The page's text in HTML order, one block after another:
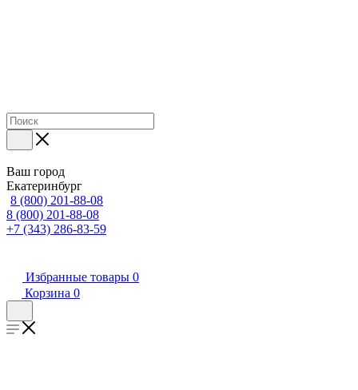
Ваш город
Екатеринбург
8 (800) 201-88-08
8 (800) 201-88-08
+7 (343) 286-83-59
Избранные товары 0
Корзина 0